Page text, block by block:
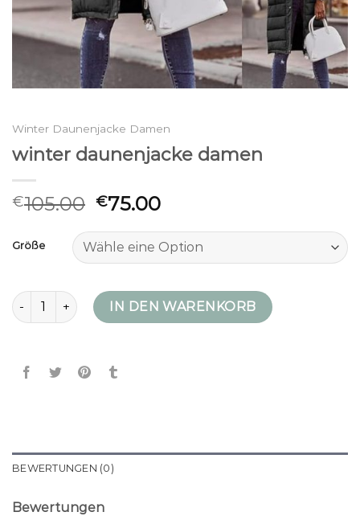
Winter Daunenjacke Damen
winter daunenjacke damen
€105.00 €75.00
Größe
winter daunenjacke damen Menge
IN DEN WARENKORB
BEWERTUNGEN (0)
Bewertungen